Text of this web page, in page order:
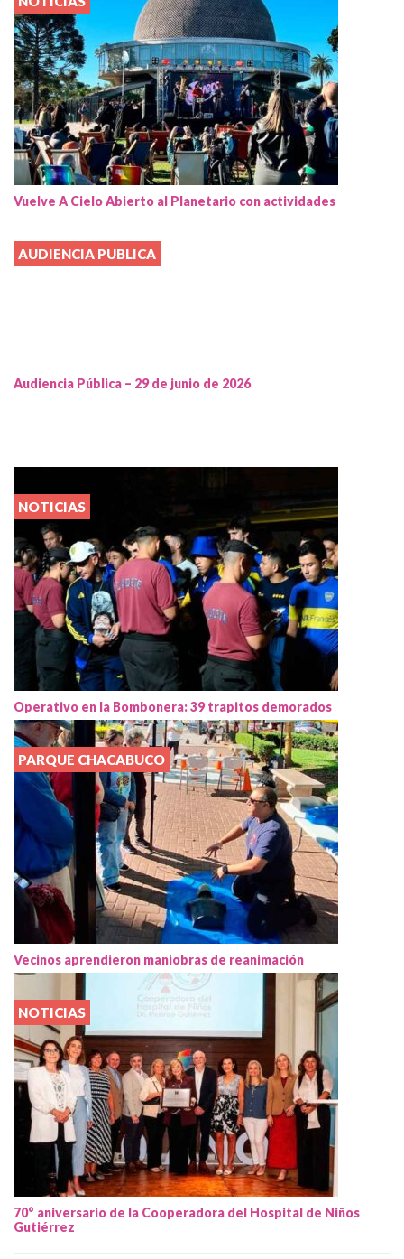
Vuelve A Cielo Abierto al Planetario con actividades
AUDIENCIA PUBLICA
Audiencia Pública – 29 de junio de 2026
NOTICIAS
Operativo en la Bombonera: 39 trapitos demorados
PARQUE CHACABUCO
Vecinos aprendieron maniobras de reanimación
NOTICIAS
70° aniversario de la Cooperadora del Hospital de Niños
Gutiérrez